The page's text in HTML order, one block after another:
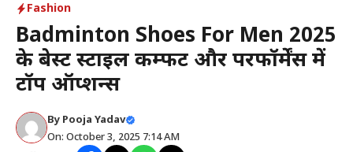
Fashion
Badminton Shoes For Men 2025
के बेस्ट स्टाइल कम्फर्ट और परफॉर्मेंस में
टॉप ऑप्शन्स
By Pooja Yadav
On: October 3, 2025 7:14 AM